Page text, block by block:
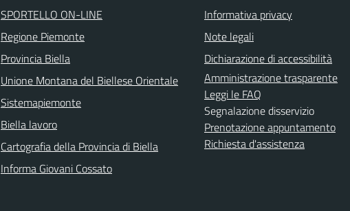
SPORTELLO ON-LINE
Regione Piemonte
Provincia Biella
Unione Montana del Biellese Orientale
Sistemapiemonte
Biella lavoro
Cartografia della Provincia di Biella
Informa Giovani Cossato
Informativa privacy
Note legali
Dichiarazione di accessibilità
Amministrazione trasparente
Leggi le FAQ
Segnalazione disservizio
Prenotazione appuntamento
Richiesta d'assistenza